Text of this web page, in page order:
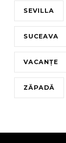
SEVILLA
SUCEAVA
VACANȚE
ZĂPADĂ